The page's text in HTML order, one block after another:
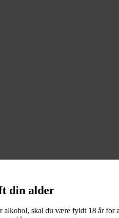
din alder
alkohol, skal du være fyldt 18 år for